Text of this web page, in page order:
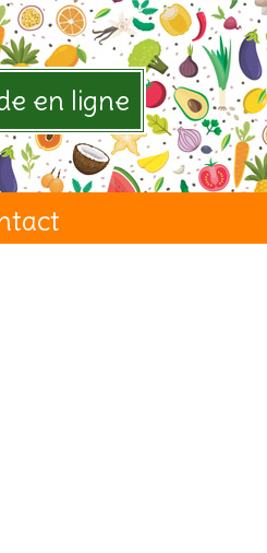
en ligne